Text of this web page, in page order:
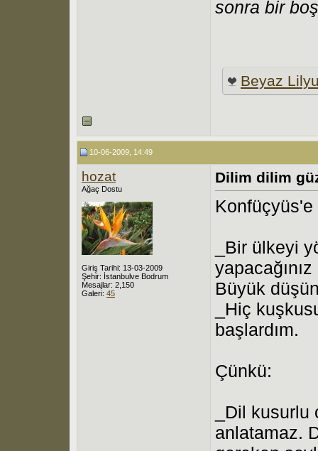
sonra bir
Beyaz
10-06-2009, 14:49
hozat
Ağaç Dostu
Giriş Tarihi: 13-03-2009
Şehir: İstanbulve Bodrum
Mesajlar: 2,150
Galeri: 45
Dilim dilim
_Bir ülkeyi
Büyük
_Hiç
başlardım.
Çünkü:
_Dil
anlatamaz.